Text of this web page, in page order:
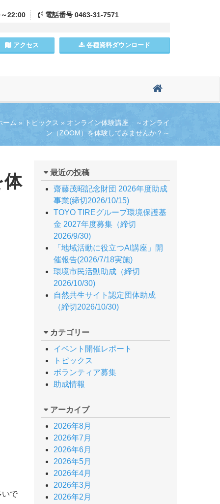
22:00 電話番号0463-31-7571
アクセス 各種資料ダウンロード
ーム » トピックス » オンライン体験講座 ～オンライ
ン（ZOOM）を体験してみませんか？～
いで
最近の投稿
齋藤茂昭記念財団 2026年度助成
事業(締切2026/10/15)
TOYO TIREグループ環境保護基
金 2027年度募集（締切
2026/9/30)
「地域活動に役立つAI講座」開
催報告(2026/7/18実施)
環境市民活動助成（締切
2026/10/30)
自然共生サイト認定団体助成
（締切2026/10/30)
カテゴリー
イベント開催レポート
トピックス
ボランティア募集
助成情報
アーカイブ
2026年8月
2026年7月
2026年6月
2026年5月
2026年4月
2026年3月
2026年2月